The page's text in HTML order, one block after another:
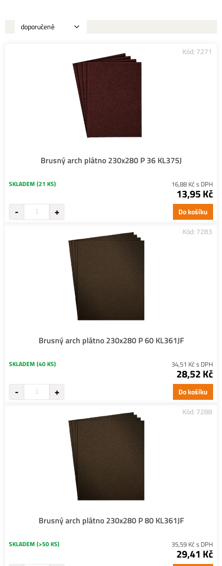
Kód: 7271
Brusný arch plátno 230x280 P 36 KL375J
SKLADEM (21 KS) 16,88 Kč s DPH
13,95 Kč
Do košíku
Kód: 7283
Brusný arch plátno 230x280 P 60 KL361JF
SKLADEM (40 KS) 34,51 Kč s DPH
28,52 Kč
Do košíku
Kód: 7288
Brusný arch plátno 230x280 P 80 KL361JF
SKLADEM (>50 KS) 35,59 Kč s DPH
29,41 Kč